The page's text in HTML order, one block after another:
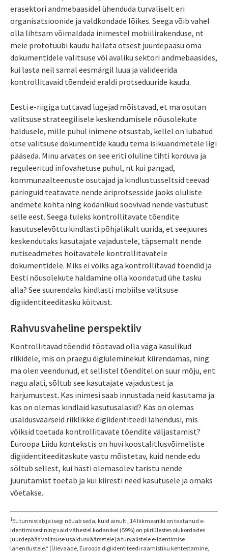
erasektori andmebaasidel ühenduda turvaliselt eri
organisatsioonide ja valdkondade lõikes. Seega võib vahel
olla lihtsam võimaldada inimestel mobiilirakenduse, nt
meie prototüübi kaudu hallata otsest juurdepääsu oma
dokumentidele valitsuse või avaliku sektori andmebaasides,
kui lasta neil samal eesmärgil luua ja valideerida
kontrollitavaid tõendeid eraldi protseduuride kaudu.
Eesti e-riigiga tuttavad lugejad mõistavad, et ma osutan
valitsuse strateegilisele keskendumisele nõusolekute
haldusele, mille puhul inimene otsustab, kellel on lubatud
otse valitsuse dokumentide kaudu tema isikuandmetele ligi
pääseda. Minu arvates on see eriti oluline tihti korduva ja
reguleeritud infovahetuse puhul, nt kui pangad,
kommunaalteenuste osutajad ja kindlustusseltsid teevad
päringuid teatavate nende äriprotsesside jaoks oluliste
andmete kohta ning kodanikud soovivad nende vastutust
selle eest. Seega tuleks kontrollitavate tõendite
kasutuselevõttu kindlasti põhjalikult uurida, et seejuures
keskendutaks kasutajate vajadustele, täpsemalt nende
nutiseadmetes hoitavatele kontrollitavatele
dokumentidele. Miks ei võiks aga kontrollitavad tõendid ja
Eesti nõusolekute haldamine olla koondatud ühe tasku
alla? See suurendaks kindlasti mobiilse valitsuse
digiidentiteeditasku köitvust.
Rahvusvaheline perspektiiv
Kontrollitavad tõendid tõotavad olla väga kasulikud
riikidele, mis on praegu digiüleminekut kiirendamas, ning
ma olen veendunud, et sellistel tõenditel on suur mõju, ent
nagu alati, sõltub see kasutajate vajadustest ja
harjumustest. Kas inimesi saab innustada neid kasutama ja
kas on olemas kindlaid kasutusalasid? Kas on olemas
usaldusväärseid riiklikke digiidentiteedi lahendusi, mis
võiksid toetada kontrollitavate tõendite väljastamist?
Euroopa Liidu kontekstis on huvi koostalitlusvõimeliste
digiidentiteeditaskute vastu mõistetav, kuid nende edu
sõltub sellest, kui hästi olemasolev taristu nende
juurutamist toetab ja kui kiiresti need kasutusele ja omaks
võetakse.
1EL tunnistab ja isegi nõuab seda, kuid ainult „14 liikmesriiki on teatanud e-
identimisest ning vaid vähestel kodanikel (59%) on piiriülestes olukordades
juurdepääs valitsuse usaldusväärsetele ja turvalistele e-identimise
lahendustele.“ (Ülevaade, Euroopa digiidentiteedi raamistiku kehtestamine,